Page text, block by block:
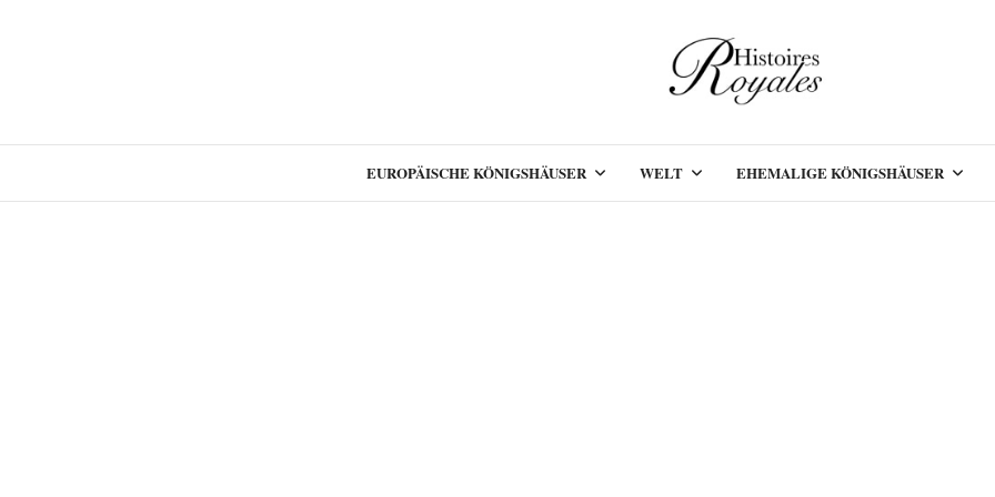
EUROPÄISCHE KÖNIGSHÄUSER WELT EHEMALIGE KÖNIGSHÄUSER